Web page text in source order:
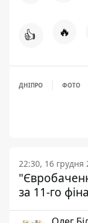
👍 🔥
ДНІПРО ФОТО
22:30, 16 грудня
за 11-го